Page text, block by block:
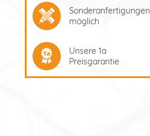
Sonderanfertigungen
möglich
Unsere 1a
Preisgarantie